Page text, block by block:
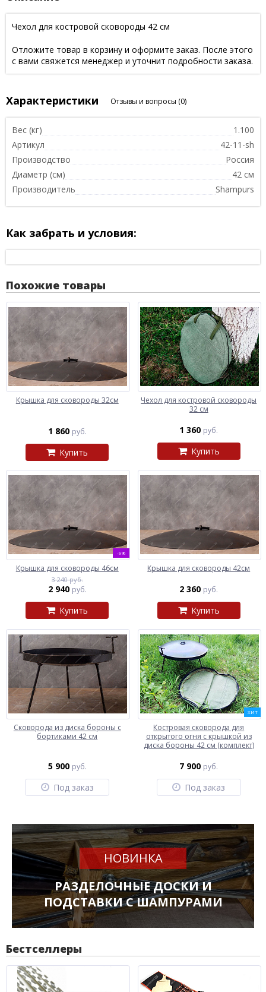
Чехол для костровой сковороды 42 см
Отложите товар в корзину и оформите заказ. После этого
с вами свяжется менеджер и уточнит подробности заказа.
Характеристики Отзывы и вопросы (0)
Вес (кг)
1.100
Артикул
42-11-sh
Производство
Россия
Диаметр (см)
42 см
Производитель
Shampurs
Как забрать и условия:
Похожие товары
Крышка для сковороды 32см
1 860 руб.
Купить
Чехол для костровой сковороды
32 см
1 360 руб.
Купить
-9%
Крышка для сковороды 46см
3 240 руб.
2 940 руб.
Купить
Крышка для сковороды 42см
2 360 руб.
Купить
Сковорода из диска бороны с
бортиками 42 см
5 900 руб.
Под заказ
ХИТ
Костровая сковорода для
открытого огня с крышкой из
диска бороны 42 см (комплект)
7 900 руб.
Под заказ
НОВИНКА
РАЗДЕЛОЧНЫЕ ДОСКИ И
ПОДСТАВКИ С ШАМПУРАМИ
Бестселлеры